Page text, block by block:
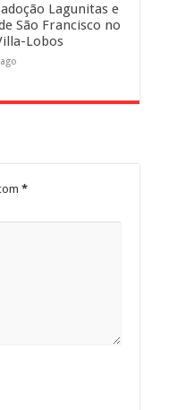
Lagunitas e
São Francisco no
Lobos
*